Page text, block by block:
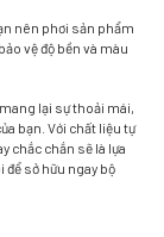
nên phơi sản phẩm
vệ độ bền và màu
lại sự thoải mái,
bạn. Với chất liệu tự
chắc chắn sẽ là lựa
sở hữu ngay bộ